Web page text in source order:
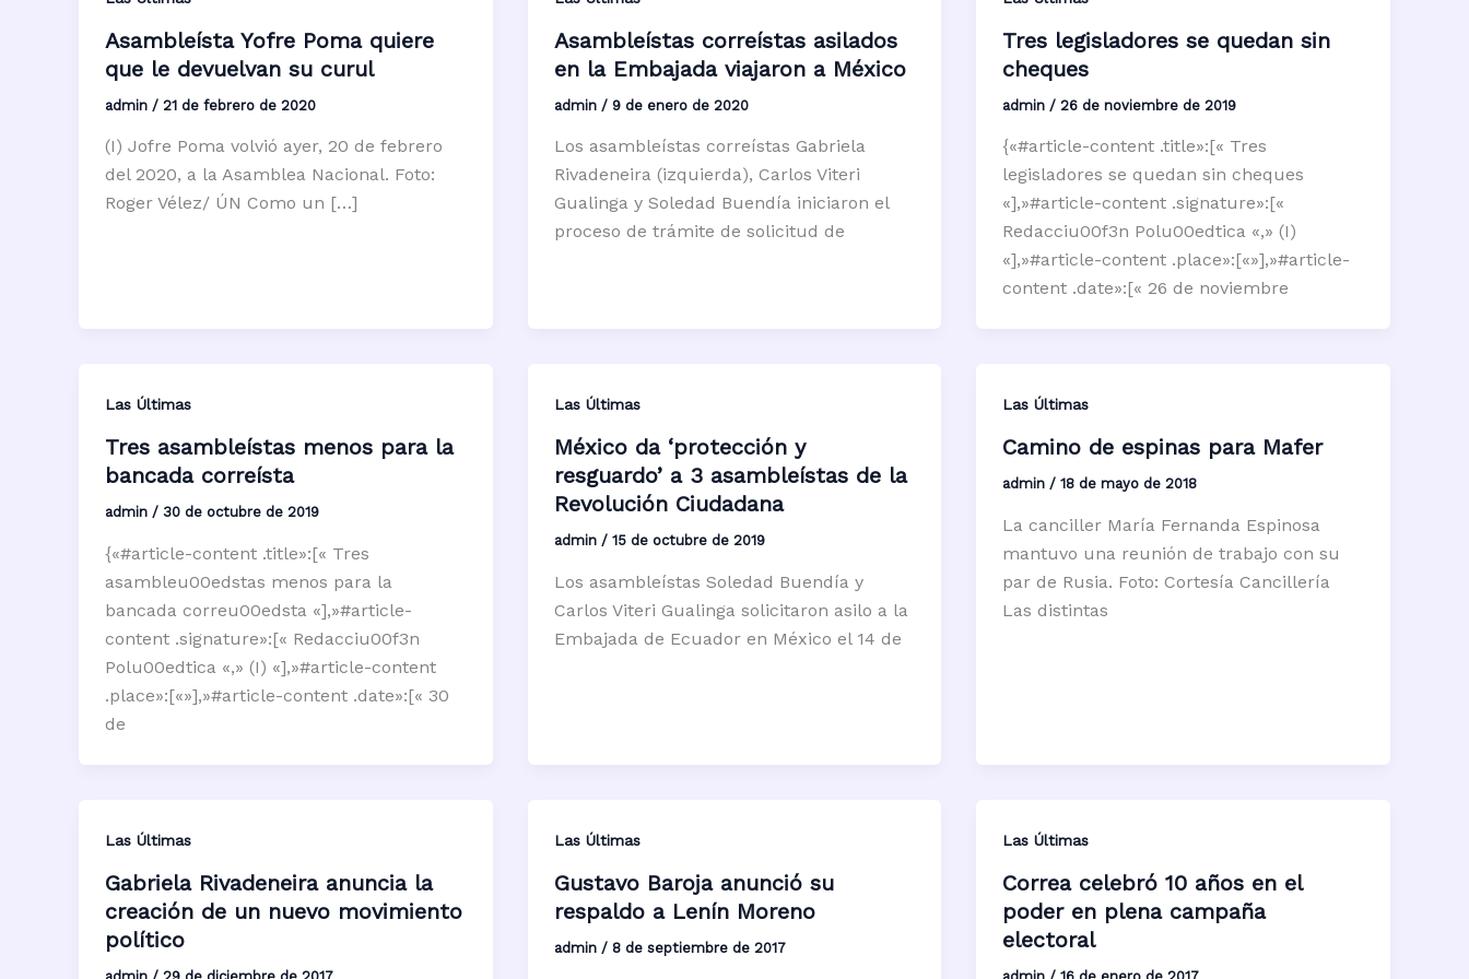
Asambleísta Yofre Poma quiere
que le devuelvan su curul
admin / 21 de febrero de 2020
(I) Jofre Poma volvió ayer, 20 de febrero
del 2020, a la Asamblea Nacional. Foto:
Roger Vélez/ ÚN Como un […]
Asambleístas correístas asilados
en la Embajada viajaron a México
admin / 9 de enero de 2020
Los asambleístas correístas Gabriela
Rivadeneira (izquierda), Carlos Viteri
Gualinga y Soledad Buendía iniciaron el
proceso de trámite de solicitud de
Tres legisladores se quedan sin
cheques
admin /26 de noviembre de 2019
{«#article-content .title»:[« Tres
legisladores se quedan sin cheques
«],»#article-content .signature»:[«
Redacciu00f3n Polu00edtica «,» (I)
«],»#article-content .place»:[«»],»#article-
content .date»:[« 26 de noviembre
Las Últimas
Tres asambleístas menos para la
bancada correísta
admin / 30 de octubre de 2019
{«#article-content .title»:[« Tres
asambleu00edstas menos para la
bancada correu00edsta «],»#article-
content .signature»:[« Redacciu00f3n
Polu00edtica «,» (I) «],»#article-content
.place»:[«»],»#article-content .date»:[« 30
de
Las Últimas
México da ‘protección y
resguardo’ a 3 asambleístas de la
Revolución Ciudadana
admin / 15 de octubre de 2019
Los asambleístas Soledad Buendía y
Carlos Viteri Gualinga solicitaron asilo a la
Embajada de Ecuador en México el 14 de
Las Últimas
Camino de espinas para Mafer
admin/18 de mayo de 2018
La canciller María Fernanda Espinosa
mantuvo una reunión de trabajo con su
par de Rusia. Foto: Cortesía Cancillería
Las distintas
Las Últimas
Gabriela Rivadeneira anuncia la
creación de un nuevo movimiento
político
Las Últimas
Gustavo Baroja anunció su
respaldo a Lenín Moreno
admin / 8 de septiembre de 2017
Las Últimas
Correa celebró 10 años en el
poder en plena campaña
electoral